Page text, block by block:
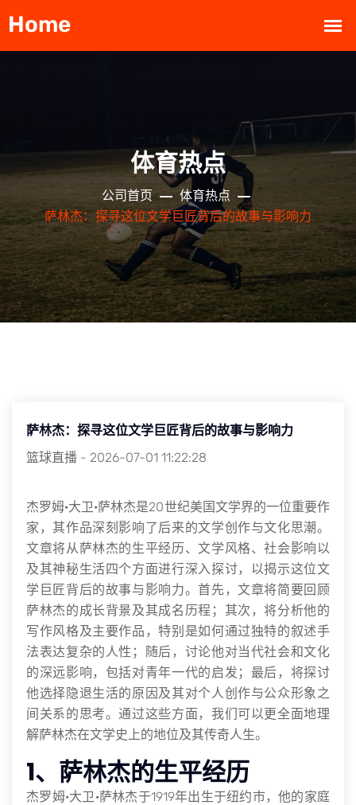
体育热点
公司首页
体育热点
萨林杰：探寻这位文学巨匠背后的故事与影响力
萨林杰：探寻这位文学巨匠背后的故事与影响力
篮球直播 - 2026-07-01 11:22:28
杰罗姆·大卫·萨林杰是20世纪美国文学界的一位重要作
家，其作品深刻影响了后来的文学创作与文化思潮。
文章将从萨林杰的生平经历、文学风格、社会影响以
及其神秘生活四个方面进行深入探讨，以揭示这位文
学巨匠背后的故事与影响力。首先，文章将简要回顾
萨林杰的成长背景及其成名历程；其次，将分析他的
写作风格及主要作品，特别是如何通过独特的叙述手
法表达复杂的人性；随后，讨论他对当代社会和文化
的深远影响，包括对青年一代的启发；最后，将探讨
他选择隐退生活的原因及其对个人创作与公众形象之
间关系的思考。通过这些方面，我们可以更全面地理
解萨林杰在文学史上的地位及其传奇人生。
1、萨林杰的生平经历
杰罗姆·大卫·萨林杰于1919年出生于纽约市，他的家庭